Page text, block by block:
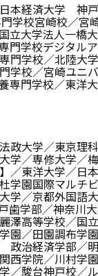
本経済大学 神
学校宮崎校／宮
立大学法人一橋
門学校デジタル
門学校／北陸大
学校／宮崎ユニ
専門学校／東洋
政大学／東京理
学／専修大学／
／東洋大学／日
学園国際マルチ
学／京都外国語
歯学部／神奈川
澤高等学校／国
園／田園調布学
政治経済学部
西学院／川村学
／駿台神戸校／